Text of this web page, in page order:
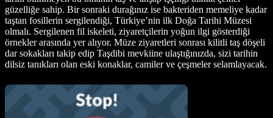
güzelliğe sahip. Bir sonraki durağınız ise bakteriden memeliye kadar
taştan fosillerin sergilendiği, Türkiye’nin ilk Doğa Tarihi Müzesi
olmalı. Sergilenen fil iskeleti, ziyaretçilerin yoğun ilgi gösterdiği
örnekler arasında yer alıyor. Müze ziyaretleri sonrası kilitli taş döşeli
dar sokakları takip edip Taşdibi mevkiine ulaştığınızda, sizi tarihin
dilsiz tanıkları olan eski konaklar, camiler ve çeşmeler selamlayacak.